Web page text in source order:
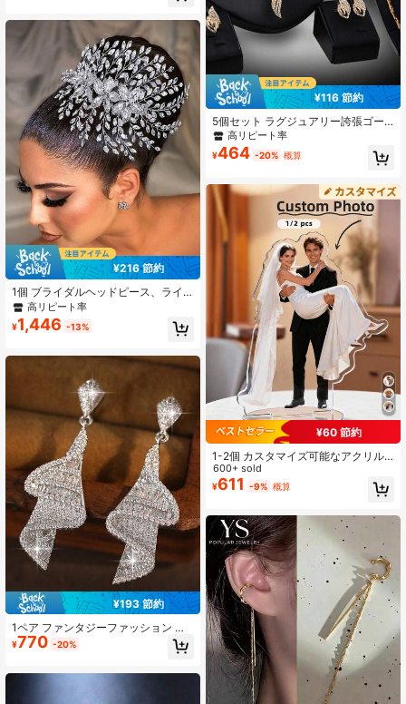
¥216 節約
1個 ブライダルヘッドピース、ライ
ンストーン ブライド ウェディング
ヘアアクセサリー (シルバー) HP852
バレンタインデー アクセサリー
高リピート率
¥1,446 -13%
¥193 節約
1ペア ファンタジーファッション ス
パイラルレター CZ レディース ロン
グウェディングピアス AAAキュービ
エリー
¥770 -20%
¥116 節約
5個セット ラグジュアリー誇張ゴー
ルドクリスタルラインストーンリー
フデザインネックレス、ピアス、リ
ング、ブレスレットジュエリーセッ
しています
高リピート率
¥464 -20% 概算
¥60 節約
1-2個 カスタマイズ可能なアクリル
フォトスタンド、カップル写真、ウ
ェディングポートレート、ウェディ
ングデコレーションをカスタマイズ
の装飾に適しています。カスタマイ
ズ可能な画像、永遠の愛、美的なル
ームデコレーション、記念日のギフ
ト、パーソナライズされたギフト
600+ sold
¥611 -9% 概算